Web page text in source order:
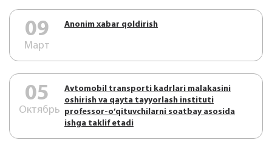
09
Март
Аnonim xabar qoldirish
05
Октябрь
Аvtоmоbil trаnspоrti kаdrlаri mаlаkаsini
оshirish vа qаytа tаyyorlаsh instituti
prоfеssоr-o’qituvchilаrni sоаtbаy аsоsidа
ishgа tаklif etаdi